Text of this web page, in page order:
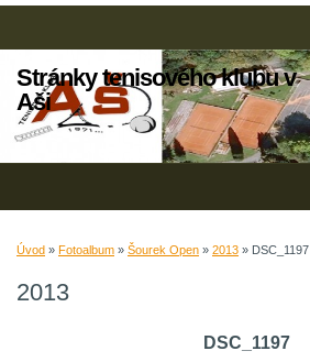
Stránky tenisového klubu v
Aši
Úvod » Fotoalbum » Šourek Open » 2013 » DSC_1197
2013
DSC_1197